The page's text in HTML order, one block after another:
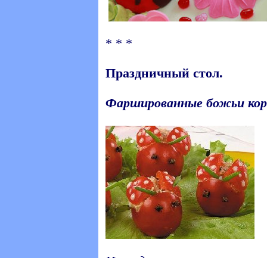
* * *
Праздничный стол.
Фаршированные божьи